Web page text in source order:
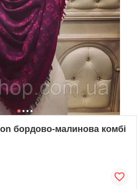
бордово-малинова комбі